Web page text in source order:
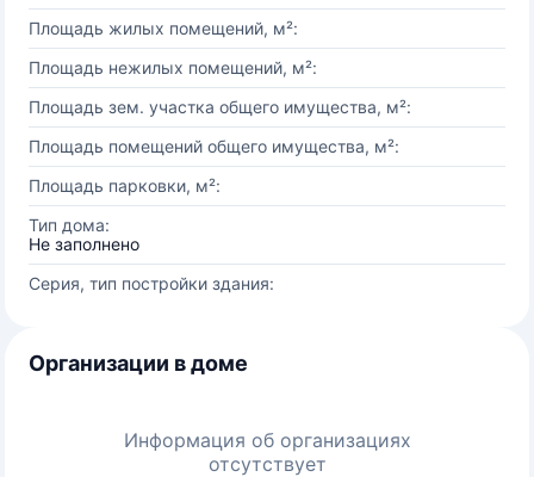
Площадь жилых помещений, м²:
Площадь нежилых помещений, м²:
Площадь зем. участка общего имущества, м²:
Площадь помещений общего имущества, м²:
Площадь парковки, м²:
Тип дома:
Не заполнено
Серия, тип постройки здания:
Организации в доме
Информация об организациях
отсутствует